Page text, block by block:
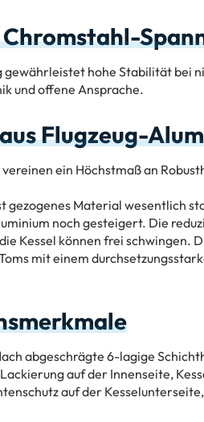
gewährleistet hohe Stabilität bei
und offene Ansprache.
Flugzeug-
ein Höchstmaß an
gezogenes Material wesentlich
noch gesteigert. Die
Kessel können frei schwingen.
mit einem
abgeschrägte 6-lagige
auf der Innenseite,
auf der